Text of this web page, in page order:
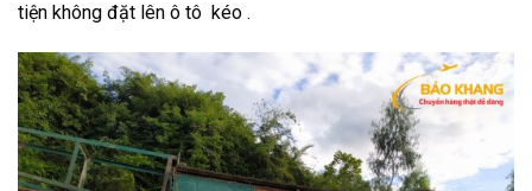
tiện không đặt lên ô tô kéo .